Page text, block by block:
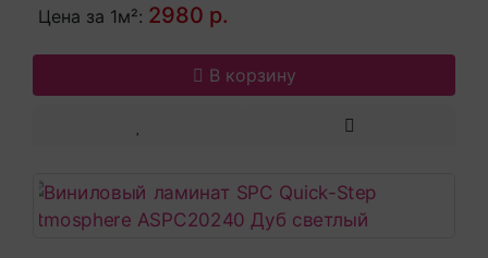
Цена за 1м²: 2980 р.
В корзину